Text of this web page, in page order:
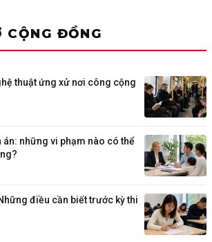
CỘNG ĐỒNG
thuật ứng xử nơi công cộng
án: những vi phạm nào có thể
điều cần biết trước kỳ thi